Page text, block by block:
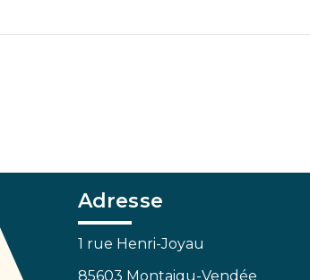
Adresse
1 rue Henri-Joyau
85603 Montaigu-Vendée